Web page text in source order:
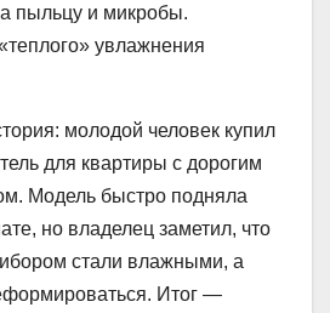
пыльцу и микробы.
увлажнения
молодой человек купил
для квартиры с дорогим
Модель быстро подняла
но владелец заметил, что
стали влажными, а
Итог —